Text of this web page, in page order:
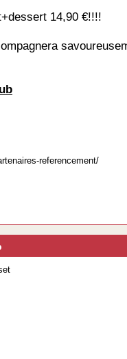
14,90 €!!!!
referencement/